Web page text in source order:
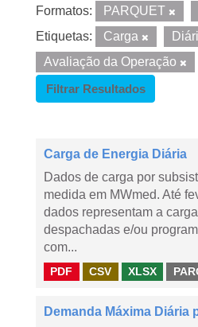
Formatos: PARQUET
Etiquetas:
Carga
Avaliação da Operação
Filtrar Resultados
Carga de Energia Diária
Dados de carga por
medida em MWmed. Até
dados representam a
despachadas e/ou
com...
PDF CSV XLSX
Demanda Máxima Diária